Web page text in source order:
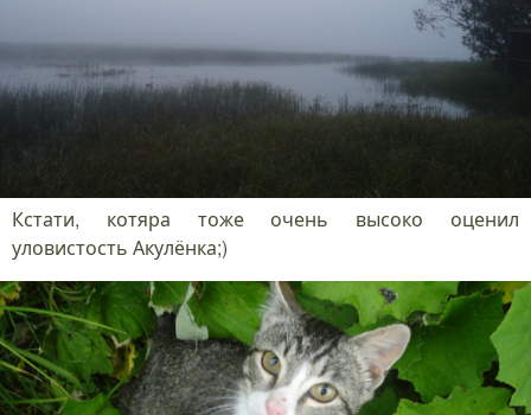
Кстати, котяра тоже очень высоко оценил
уловистость Акулёнка;)